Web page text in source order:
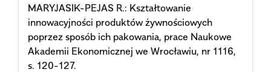
MARYJASIK-PEJAS R.: Kształtowanie
innowacyjności produktów żywnościowych
poprzez sposób ich pakowania, prace Naukowe
Akademii Ekonomicznej we Wrocławiu, nr 1116,
s. 120-127.